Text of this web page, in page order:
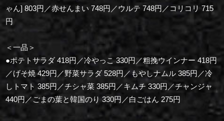
ゃん] 803円／赤せんまい 748円／ウルテ 748円／コリコリ 715
円
＜一品＞
●ポテトサラダ 418円／冷やっこ 330円／粗挽ウインナー 418円
／げそ焼 429円／野菜サラダ 528円／もやしナムル 385円／冷
しトマト 385円／チシャ菜 385円／キムチ 330円／チャンジャ
440円／ごまの葉と韓国のり 330円／白ごはん 275円